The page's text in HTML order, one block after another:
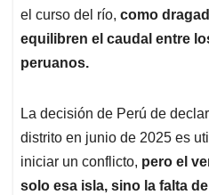
el curso del río, como
equilibren el caudal entre
peruanos.
La decisión de Perú de
distrito en junio de 2025 es
iniciar un conflicto, pero el
solo esa isla, sino la falta